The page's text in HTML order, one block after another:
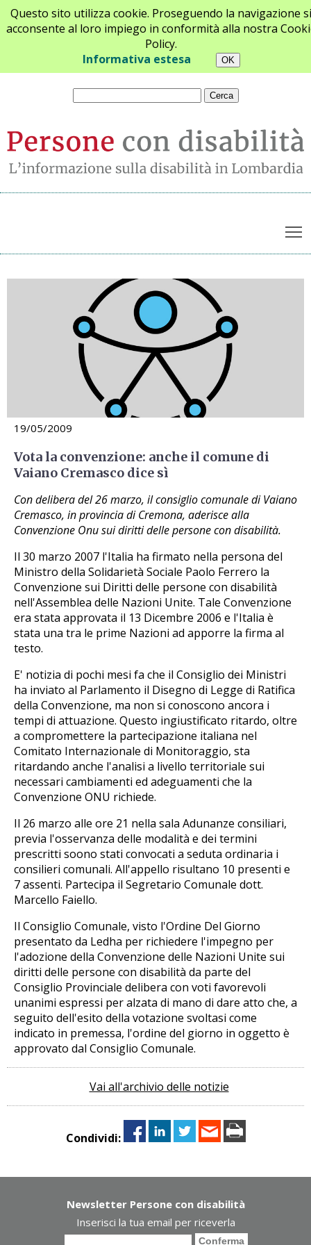
Questo sito utilizza cookie. Proseguendo la navigazione si
acconsente al loro impiego in conformità alla nostra
Policy.
Informativa estesa
Chi siamo Newsletter Contatti
Archivio notizie
19/05/2009
Vota la convenzione: anche il comune di
Vaiano Cremasco dice sì
Con delibera del 26 marzo, il consiglio comunale di Vaiano
Cremasco, in provincia di Cremona, aderisce alla
Convenzione Onu sui diritti delle persone con disabilità.
Il 30 marzo 2007 l'Italia ha firmato nella persona del
Ministro della Solidarietà Sociale Paolo Ferrero la
Convenzione sui Diritti delle persone con disabilità
nell'Assemblea delle Nazioni Unite. Tale Convenzione
era stata approvata il 13 Dicembre 2006 e l'Italia è
stata una tra le prime Nazioni ad apporre la firma al
testo.
E' notizia di pochi mesi fa che il Consiglio dei Ministri
ha inviato al Parlamento il Disegno di Legge di Ratifica
della Convenzione, ma non si conoscono ancora i
tempi di attuazione. Questo ingiustificato ritardo, oltre
a compromettere la partecipazione italiana nel
Comitato Internazionale di Monitoraggio, sta
ritardando anche l'analisi a livello territoriale sui
necessari cambiamenti ed adeguamenti che la
Convenzione ONU richiede.
Il 26 marzo alle ore 21 nella sala Adunanze consiliari,
previa l'osservanza delle modalità e dei termini
prescritti soono stati convocati a seduta ordinaria i
consilieri comunali. All'appello risultano 10 presenti e
7 assenti. Partecipa il Segretario Comunale dott.
Marcello Faiello.
Il Consiglio Comunale, visto l'Ordine Del Giorno
presentato da Ledha per richiedere l'impegno per
l'adozione della Convenzione delle Nazioni Unite sui
diritti delle persone con disabilità da parte del
Consiglio Provinciale delibera con voti favorevoli
unanimi espressi per alzata di mano di dare atto che, a
seguito dell'esito della votazione svoltasi come
indicato in premessa, l'ordine del giorno in oggetto è
approvato dal Consiglio Comunale.
Vai all'archivio delle notizie
Condividi:
Newsletter Persone con disabilità
Inserisci la tua email per riceverla